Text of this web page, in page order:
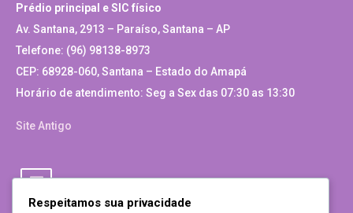
Prédio principal e SIC físico
Av. Santana, 2913 – Paraíso, Santana – AP
Telefone: (96) 98138-8973
CEP: 68928-060, Santana – Estado do Amapá
Horário de atendimento: Seg a Sex das 07:30 as 13:30
Site Antigo
Respeitamos sua privacidade